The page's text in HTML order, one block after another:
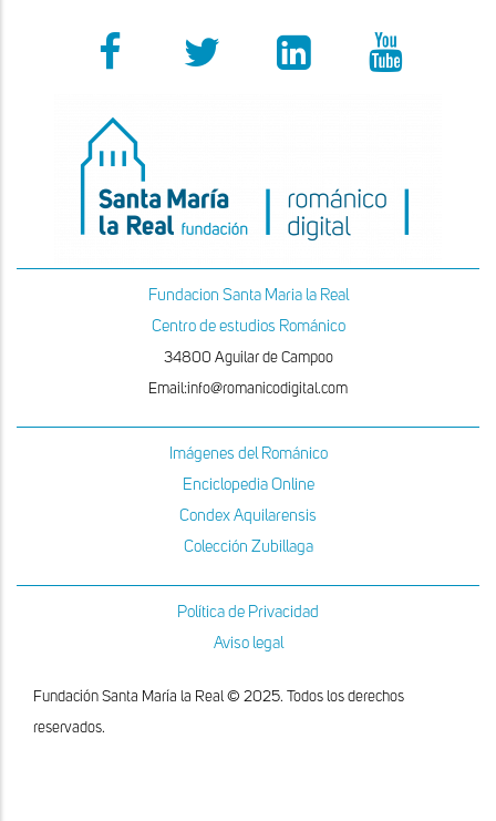
Fundacion Santa Maria la Real
Centro de estudios Románico
34800 Aguilar de Campoo
Email:info@romanicodigital.com
Imágenes del Románico
Enciclopedia Online
Condex Aquilarensis
Colección Zubillaga
Política de Privacidad
Aviso legal
Fundación Santa María la Real © 2025. Todos los derechos
reservados.